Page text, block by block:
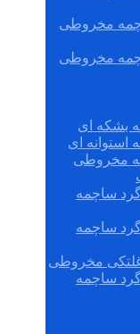
مخروطی
مخروطی
بشکه ای
استوانه ای
مخروطی
ساچمه
ساچمه
غلتکی مخروطی
ساچمه